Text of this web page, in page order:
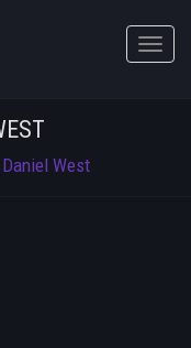
Toggle
Daniel West